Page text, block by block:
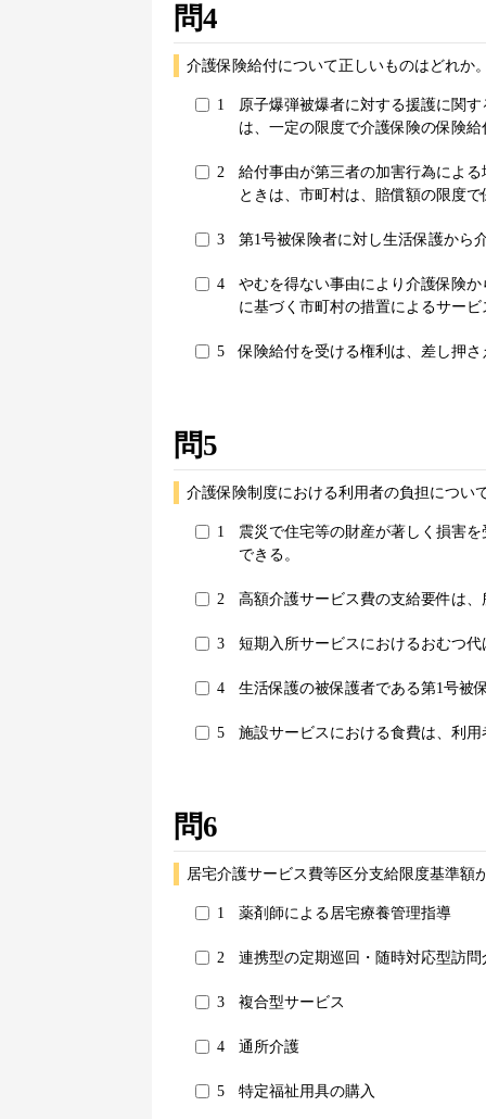
問4
介護保険給付について正しいものはどれか
1
原子爆弾被爆者に対する援護に関
は、一定の限度で介護保険の保険
2
給付事由が第三者の加害行為によ
ときは、市町村は、賠償額の限度
3 第1号被保険者に対し生活保護から
4
やむを得ない事由により介護保険
に基づく市町村の措置によるサー
5 保険給付を受ける権利は、差し押
問5
介護保険制度における利用者の負担につい
1
震災で住宅等の財産が著しく損害
できる。
2 高額介護サービス費の支給要件は
3 短期入所サービスにおけるおむつ
4 生活保護の被保護者である第1号被
5 施設サービスにおける食費は、利
問6
居宅介護サービス費等区分支給限度基準額
1 薬剤師による居宅療養管理指導
2 連携型の定期巡回・随時対応型訪問
3 複合型サービス
4 通所介護
5 特定福祉用具の購入